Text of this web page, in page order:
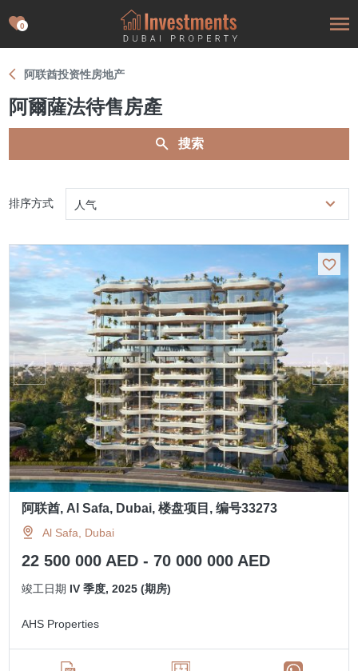
0
阿联酋投资性房地产
阿爾薩法待售房產
搜索
排序方式 人气
阿联酋, Al Safa, Dubai, 楼盘项目, 编号33273
Al Safa, Dubai
22 500 000 AED - 70 000 000 AED
竣工日期 IV 季度, 2025 (期房)
AHS Properties